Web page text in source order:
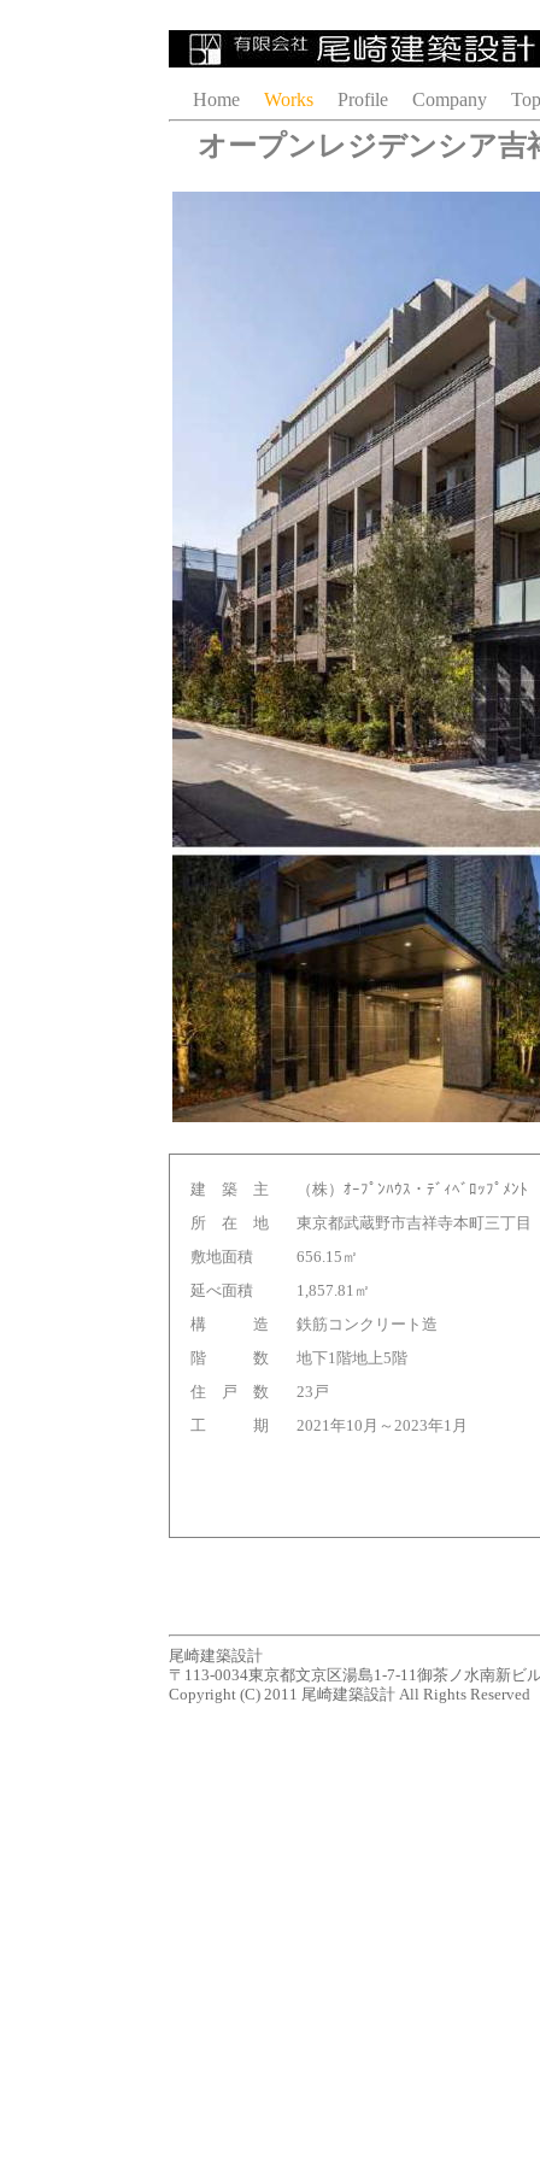
Home Works Profile Company
オープンレジデンシア吉
建 築 主
（株）ｵｰﾌﾟﾝﾊｳｽ・ﾃﾞｨﾍﾞﾛｯﾌﾟﾒﾝﾄ
所 在 地
東京都武蔵野市吉祥寺本町三丁目
敷地面積
656.15㎡
延べ面積
1,857.81㎡
構 造
鉄筋コンクリート造
階 数
地下1階地上5階
住 戸 数
23戸
工 期
2021年10月～2023年1月
尾崎建築設計
〒113-0034東京都文京区湯島1-7-11御茶ノ水南新ビ
Copyright (C) 2011 尾崎建築設計 All Rights Reserved